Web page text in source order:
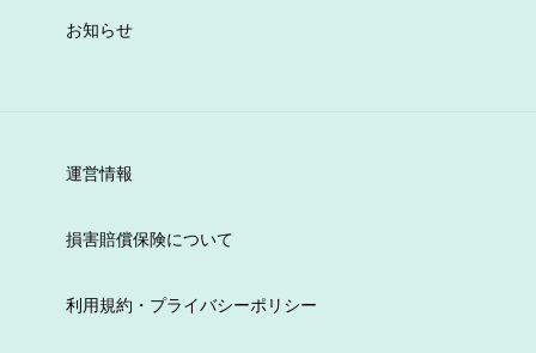
お知らせ
運営情報
損害賠償保険について
利用規約・プライバシーポリシー